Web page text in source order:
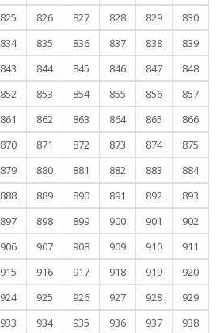
825 826 827 828 829
830
834 835 836 837 838
839
843 844 845 846 847
848
852 853 854 855 856
857
861 862 863 864 865
866
870 871 872 873 874
875
879 880 881 882 883
884
888 889 890 891 892
893
897 898 899 900 901
902
906 907 908 909 910
911
915 916 917 918 919
920
924 925 926 927 928
929
933 934 935 936 937
938